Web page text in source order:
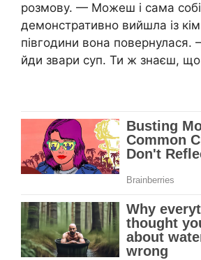
розмову. — Можеш і сама собі
демонстративно вийшла із
півгодини вона повернулася.
йди звари суп. Ти ж знаєш,